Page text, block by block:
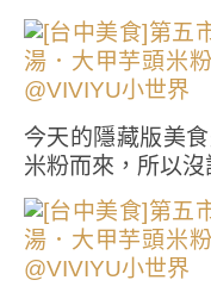
今天的隱藏版美
米粉而來，所以沒